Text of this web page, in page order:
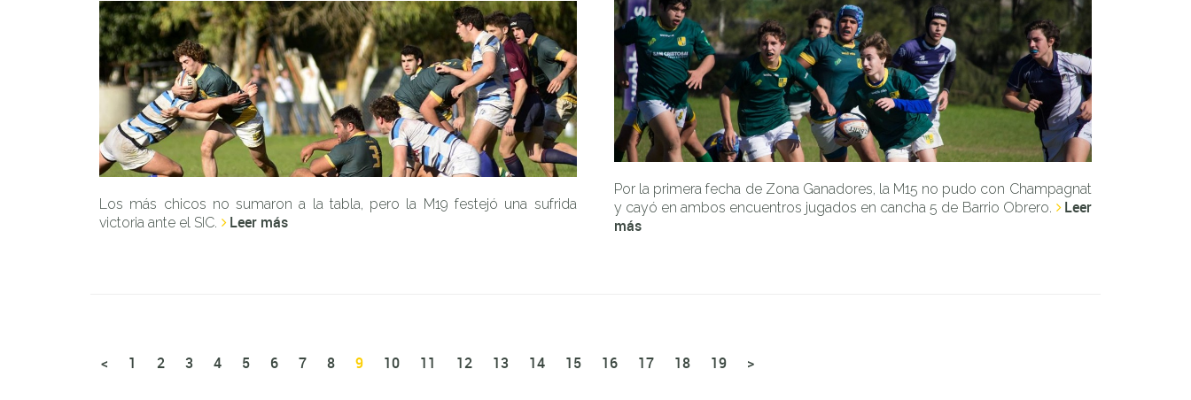
Los más chicos no sumaron a la tabla, pero la M19 festejó una sufrida
victoria ante el SIC.
Leer más
Por la primera fecha de Zona Ganadores, la M15 no pudo con Champagnat
y cayó en ambos encuentros jugados en cancha 5 de Barrio Obrero.
Leer
más
< 1 2 3 4 5 6 7 8 9 10 11 12 13 14 15 16 17 18 19 >